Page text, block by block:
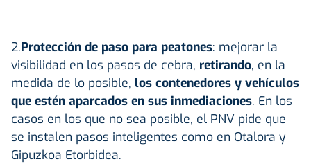
2.Protección de paso para peatones: mejorar la
visibilidad en los pasos de cebra, retirando, en la
medida de lo posible, los contenedores y vehículos
que estén aparcados en sus inmediaciones. En los
casos en los que no sea posible, el PNV pide que
se instalen pasos inteligentes como en Otalora y
Gipuzkoa Etorbidea.